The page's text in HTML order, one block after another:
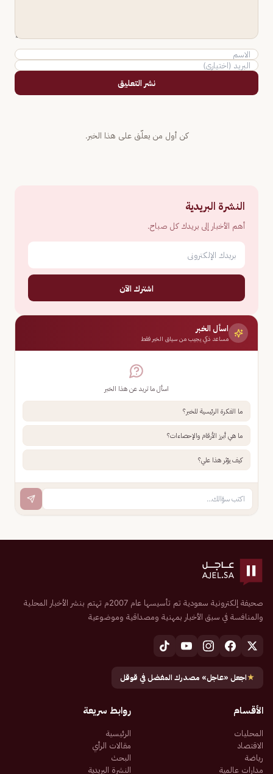
نشر التعليق
كن أول من يعلّق على هذا الخبر.
النشرة البريدية
أهم الأخبار إلى بريدك كل صباح.
اشترك الآن
اسأل الخبر
مساعد ذكي يجيب من سياق الخبر فقط
اسأل ما تريد عن هذا الخبر
ما الفكرة الرئيسية للخبر؟
ما هي أبرز الأرقام والإحصاءات؟
كيف يؤثر هذا علي؟
صحيفة إلكترونية سعودية تم تأسيسها عام 2007م تهتم بنشر الأخبار المحلية
والمنافسة في سبق الأخبار بمهنية ومصداقية وموضوعية
★اجعل «عاجل» مصدرك المفضل في قوقل
الأقسام
المحليات
الاقتصاد
رياضة
مدارات عالمية
روابط سريعة
الرئيسية
مقالات الرأي
البحث
النشرة البريدية